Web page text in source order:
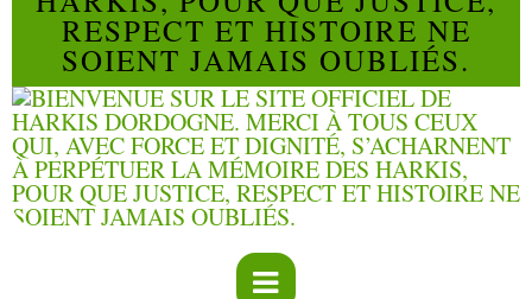
RESPECT ET HISTOIRE NE
SOIENT JAMAIS OUBLIÉS.